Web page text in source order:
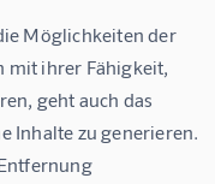
Möglichkeiten der
mit ihrer Fähigkeit,
geht auch das
Inhalte zu generieren.